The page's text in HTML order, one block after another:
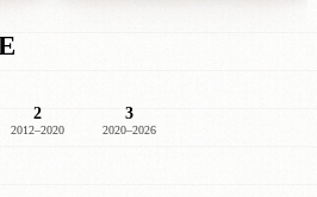
2
2012–2020
3
2020–2026